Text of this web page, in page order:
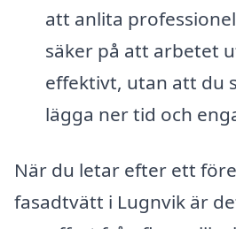
att anlita
säker på att arbetet
effektivt, utan att du
lägga ner tid och
När du letar efter ett
fasadtvätt i Lugnvik är